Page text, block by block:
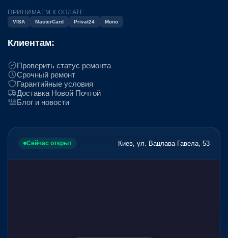
ПРИНИМАЕМ К ОПЛАТЕ:
VISA MasterCard Privat24 Mono
Клиентам:
Проверить статус ремонта
Срочный ремонт
Гарантийные условия
Доставка Новой Почтой
Блог и новости
Сейчас открыт Киев, ул. Вацлава Гавела, 53